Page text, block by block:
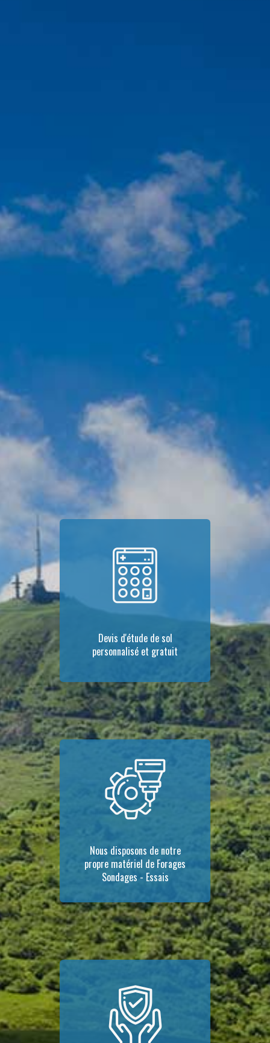
Devis d'étude de sol
personnalisé et gratuit
Nous disposons de notre
propre matériel de Forages
Sondages - Essais